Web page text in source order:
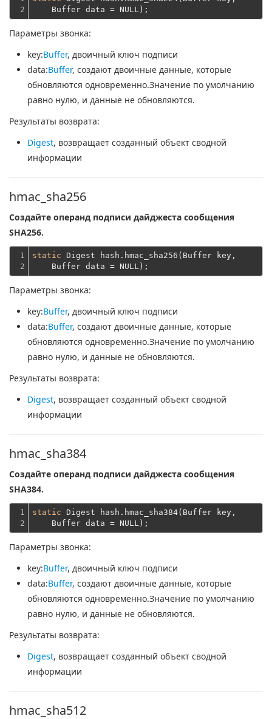
2
    Buffer data = NULL);
Параметры звонка:
key:Buffer, двоичный ключ подписи
data:Buffer, создают двоичные данные, которые
обновляются одновременно.Значение по умолчанию
равно нулю, и данные не обновляются.
Результаты возврата:
Digest, возвращает созданный объект сводной
информации
hmac_sha256
Создайте операнд подписи дайджеста сообщения
SHA256.
1
2
static Digest hash.hmac_sha256(Buffer key,
    Buffer data = NULL);
Параметры звонка:
key:Buffer, двоичный ключ подписи
data:Buffer, создают двоичные данные, которые
обновляются одновременно.Значение по умолчанию
равно нулю, и данные не обновляются.
Результаты возврата:
Digest, возвращает созданный объект сводной
информации
hmac_sha384
Создайте операнд подписи дайджеста сообщения
SHA384.
1
2
static Digest hash.hmac_sha384(Buffer key,
    Buffer data = NULL);
Параметры звонка:
key:Buffer, двоичный ключ подписи
data:Buffer, создают двоичные данные, которые
обновляются одновременно.Значение по умолчанию
равно нулю, и данные не обновляются.
Результаты возврата:
Digest, возвращает созданный объект сводной
информации
hmac_sha512